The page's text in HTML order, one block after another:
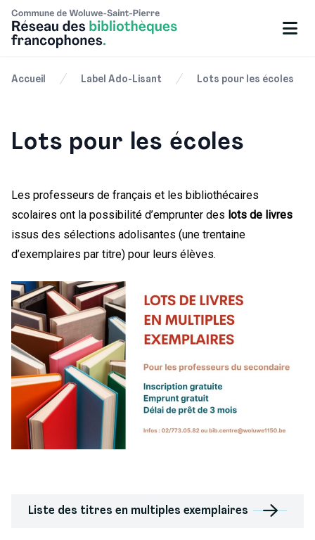
Accueil Label Ado-Lisant Lots pour les écoles
Lots pour les écoles
Les professeurs de français et les bibliothécaires
scolaires ont la possibilité d’emprunter des lots de livres
issus des sélections adolisantes (une trentaine
d’exemplaires par titre) pour leurs élèves.
Liste des titres en multiples exemplaires